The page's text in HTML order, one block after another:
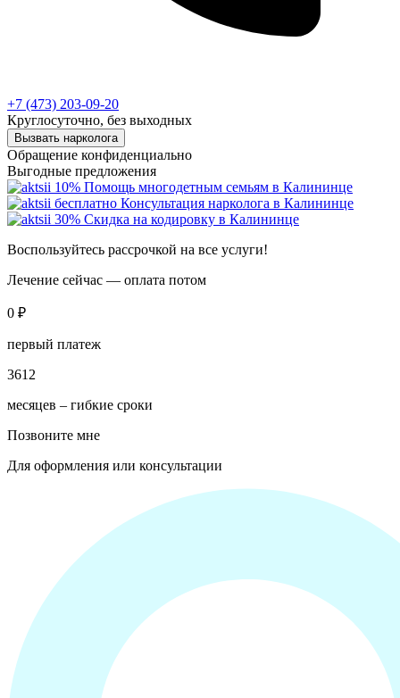
+7 (473) 203-09-20
Круглосуточно, без выходных
Вызвать нарколога
Обращение конфиденциально
Выгодные предложения
10% Помощь многодетным семьям в Калининце
бесплатно Консультация нарколога в Калининце
30% Скидка на кодировку в Калининце
Воспользуйтесь рассрочкой на все услуги!
Лечение сейчас — оплата потом
0 ₽
первый платеж
3612
месяцев ‒ гибкие сроки
Позвоните мне
Для оформления или консультации